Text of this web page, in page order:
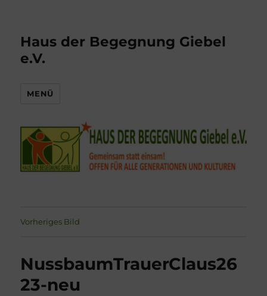
Haus der Begegnung Giebel
e.V.
MENÜ
Vorheriges Bild
NussbaumTrauerClaus26
23-neu